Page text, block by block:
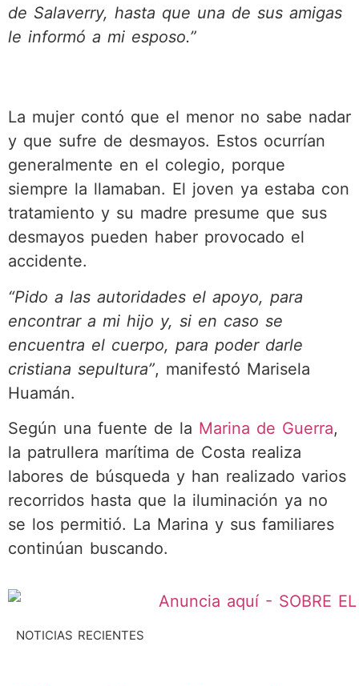
de Salaverry, hasta que una de sus amigas
le informó a mi esposo.”
La mujer contó que el menor no sabe nadar
y que sufre de desmayos. Estos ocurrían
generalmente en el colegio, porque
siempre la llamaban. El joven ya estaba con
tratamiento y su madre presume que sus
desmayos pueden haber provocado el
accidente.
“Pido a las autoridades el apoyo, para
encontrar a mi hijo y, si en caso se
encuentra el cuerpo, para poder darle
cristiana sepultura”, manifestó Marisela
Huamán.
Según una fuente de la Marina de Guerra,
la patrullera marítima de Costa realiza
labores de búsqueda y han realizado varios
recorridos hasta que la iluminación ya no
se los permitió. La Marina y sus familiares
continúan buscando.
NOTICIAS RECIENTES